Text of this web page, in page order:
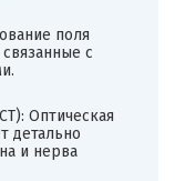
поля
с
Оптическая
детально
и нерва